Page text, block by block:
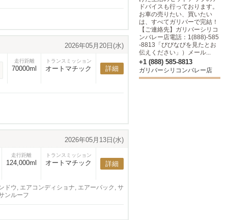
2026年05月20日(水)
走行距離
70000ml
トランスミッション
オートマチック 詳細
2026年05月13日(水)
走行距離
124,000ml
トランスミッション
オートマチック 詳細
ドウ, エアコンディショナ, エアーバック, サ
ンルーフ
ドバイスも行っております。
お車の売りたい、買いたい
は、すべてガリバーで完結！
【ご連絡先】ガリバーシリコ
ンバレー店電話：1(888)-585
-8813「びびなびを見たとお
伝えください」）メール...
+1 (888) 585-8813
ガリバーシリコンバレー店